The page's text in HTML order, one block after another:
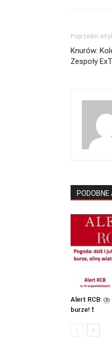
Poprzedni
Knurów:
Zespoły
Alert RCB: ⛈
burze! ❗